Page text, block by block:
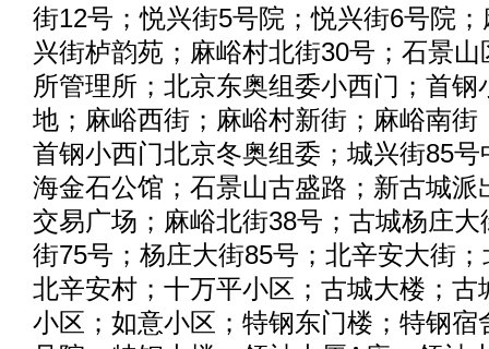
街12号；悦兴街5号院；悦兴街6号院
兴街栌韵苑；麻峪村北街30号；石景
所管理所；北京东奥组委小西门；首钢
地；麻峪西街；麻峪村新街；麻峪南街
首钢小西门北京冬奥组委；城兴街85
海金石公馆；石景山古盛路；新古城派
交易广场；麻峪北街38号；古城杨庄
街75号；杨庄大街85号；北辛安大街
北辛安村；十万平小区；古城大楼；古
小区；如意小区；特钢东门楼；特钢宿